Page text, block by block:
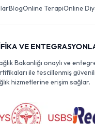
BlogOnline TerapiOnline
VE
Bakanlığı onaylı ve
ile tescillenmiş
hizmetlerine erişim sağlar.